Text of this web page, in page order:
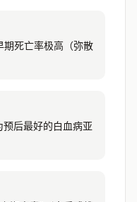
期死亡率极高（弥散
后最好的白血病亚